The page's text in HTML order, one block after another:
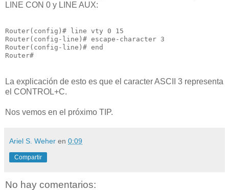
LINE CON 0 y LINE AUX:
Router(config)# line vty 0 15
Router(config-line)# escape-character 3
Router(config-line)# end
La explicación de esto es que el caracter ASCII 3 representa
el CONTROL+C.
Nos vemos en el próximo TIP.
Ariel S. Weher en 0:09
Compartir
No hay comentarios: